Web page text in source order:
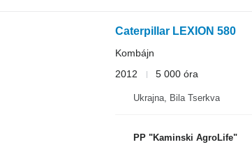
Caterpillar LEXION 580
Kombájn
2012
5 000 óra
Ukrajna, Bila Tserkva
PP "Kaminski AgroLife"